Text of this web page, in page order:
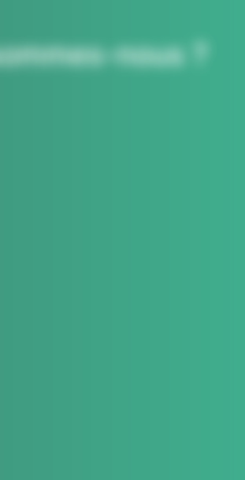
nous ?